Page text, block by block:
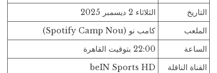
التاريخ
الثلاثاء 2 ديسمبر 2025
الملعب
كامب نو (Spotify Camp Nou)
الساعة
22:00 بتوقيت القاهرة
القناة الناقلة
beIN Sports HD